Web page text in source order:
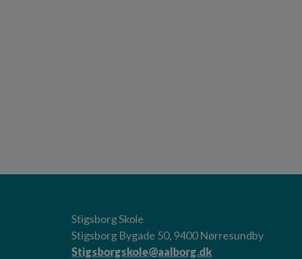
Stigsborg Skole
Stigsborg Bygade 50, 9400 Nørresundby
Stigsborgskole@aalborg.dk